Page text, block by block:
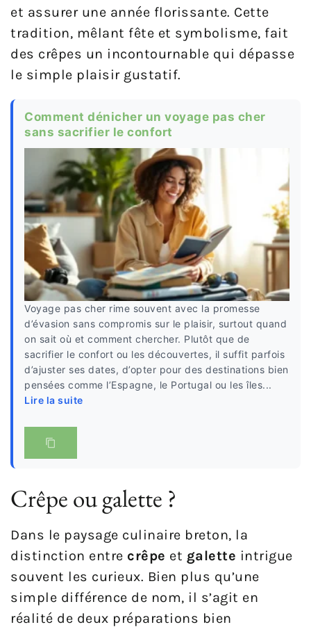
et assurer une année florissante. Cette
tradition, mêlant fête et symbolisme, fait
des crêpes un incontournable qui dépasse
le simple plaisir gustatif.
Comment dénicher un voyage pas cher
sans sacrifier le confort
Voyage pas cher rime souvent avec la promesse
d’évasion sans compromis sur le plaisir, surtout quand
on sait où et comment chercher. Plutôt que de
sacrifier le confort ou les découvertes, il suffit parfois
d’ajuster ses dates, d’opter pour des destinations bien
pensées comme l’Espagne, le Portugal ou les îles...
Lire la suite
Crêpe ou galette ?
Dans le paysage culinaire breton, la
distinction entre crêpe et galette intrigue
souvent les curieux. Bien plus qu’une
simple différence de nom, il s’agit en
réalité de deux préparations bien